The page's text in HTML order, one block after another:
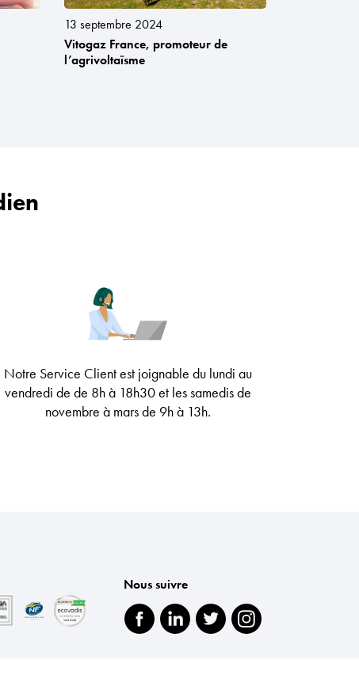
13 septembre 2024
Vitogaz France, promoteur de
l’agrivoltaïsme
Notre Service Client est joignable du lundi au
vendredi de de 8h à 18h30et les samedis de
novembre à mars de 9h à 13h.
Nous suivre